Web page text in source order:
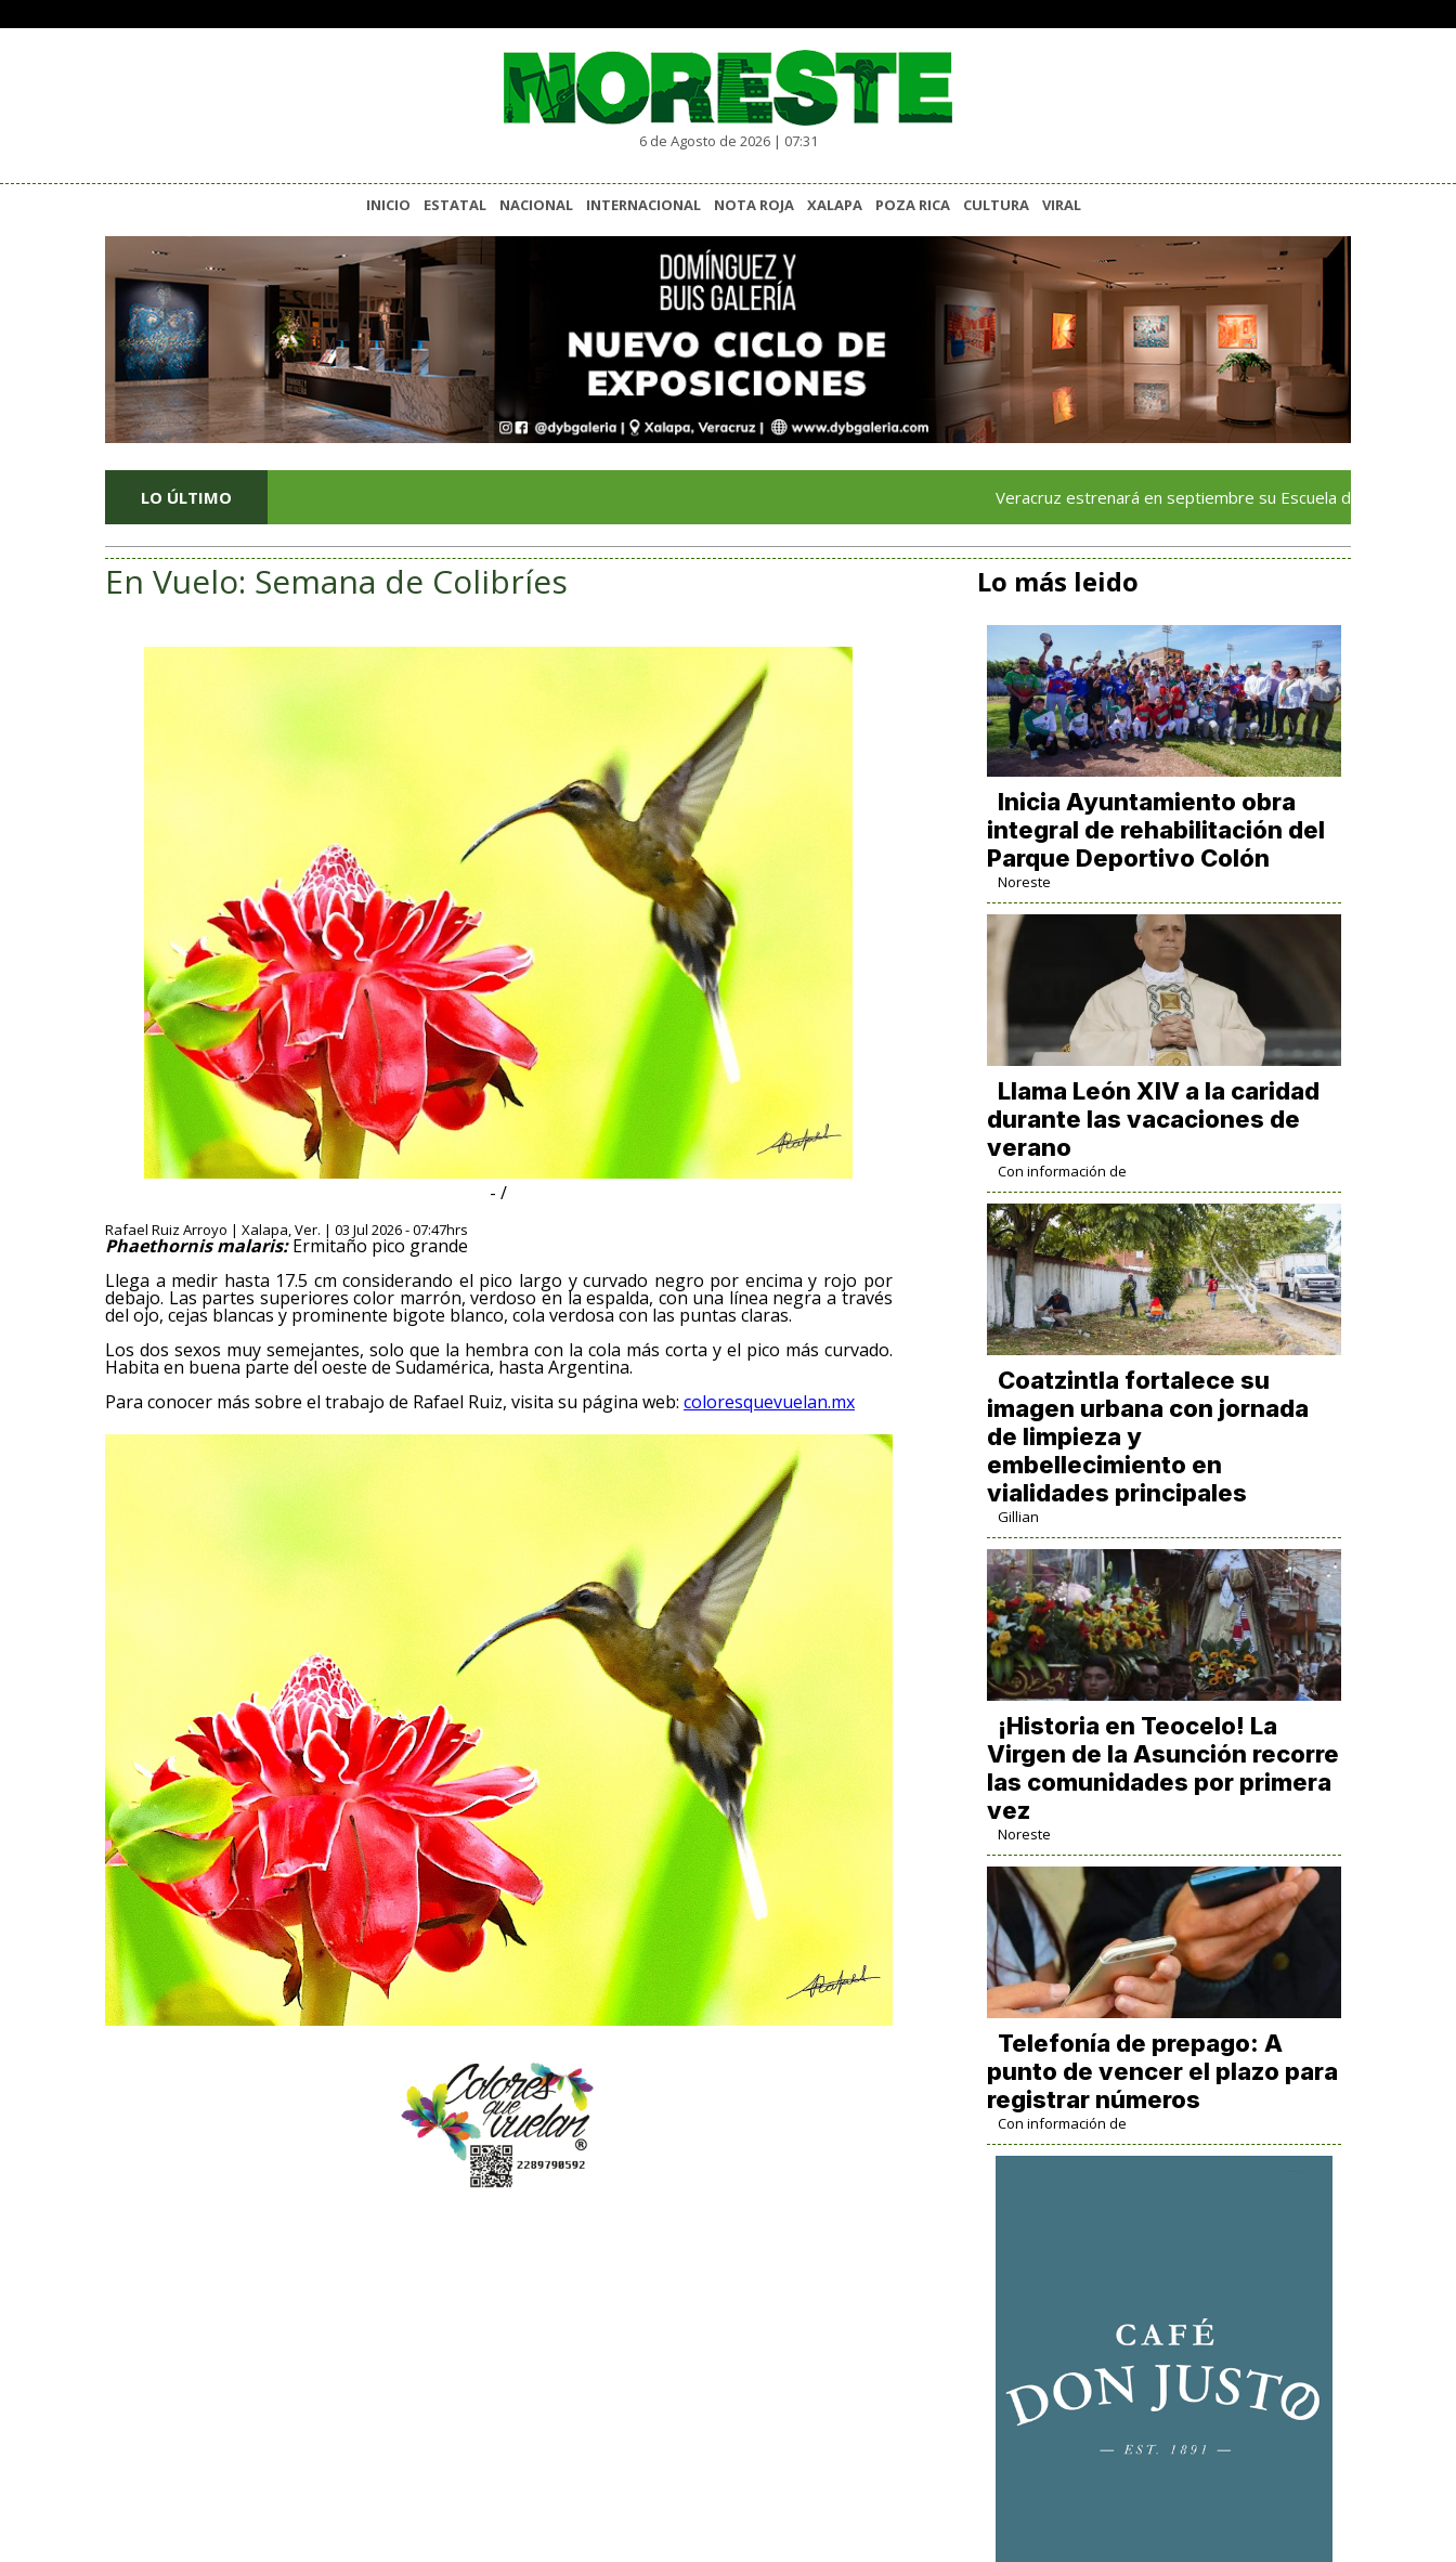
6 de Agosto de 2026 | 07:31
INICIO ESTATAL NACIONAL INTERNACIONAL NOTA ROJA XALAPA POZA RICA CULTURA VIRAL
LO ÚLTIMO Veracruz estrenará en septiembre su Escuela de Servicios Turísticos: Rocío
En Vuelo: Semana de Colibríes
- /
Rafael Ruiz Arroyo | Xalapa, Ver. | 03 Jul 2026 - 07:47hrs
Phaethornis malaris: Ermitaño pico grande
Llega a medir hasta 17.5 cm considerando el pico largo y curvado negro por encima y rojo por
debajo. Las partes superiores color marrón, verdoso en la espalda, con una línea negra a través
del ojo, cejas blancas y prominente bigote blanco, cola verdosa con las puntas claras.
Los dos sexos muy semejantes, solo que la hembra con la cola más corta y el pico más curvado.
Habita en buena parte del oeste de Sudamérica, hasta Argentina.
Para conocer más sobre el trabajo de Rafael Ruiz, visita su página web: coloresquevuelan.mx
Lo más leido
Inicia Ayuntamiento obra
integral de rehabilitación del
Parque Deportivo Colón
Noreste
Llama León XIV a la caridad
durante las vacaciones de
verano
Con información de
Coatzintla fortalece su
imagen urbana con jornada
de limpieza y
embellecimiento en
vialidades principales
Gillian
​¡Historia en Teocelo! La
Virgen de la Asunción recorre
las comunidades por primera
vez
Noreste
Telefonía de prepago: A
punto de vencer el plazo para
registrar números
Con información de